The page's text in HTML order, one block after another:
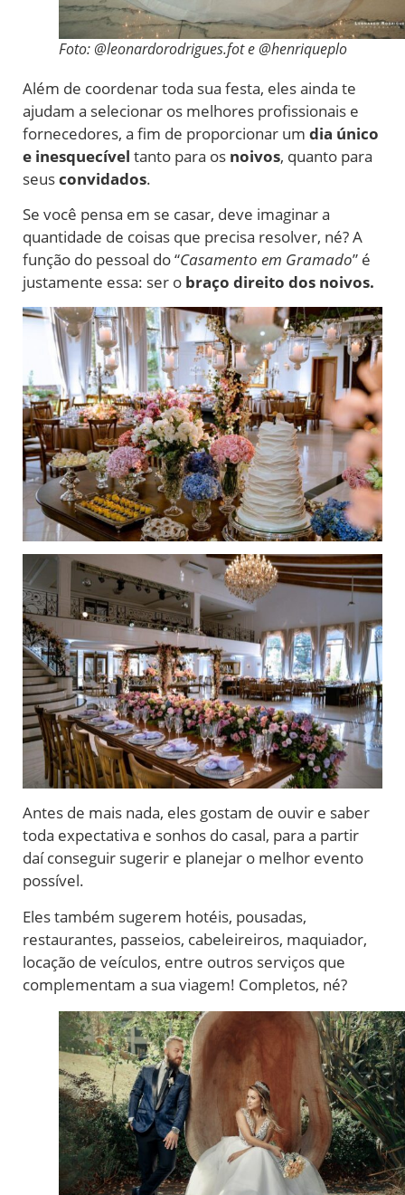
Foto: @leonardorodrigues.fot e @henriqueplo
Além de coordenar toda sua festa, eles ainda te
ajudam a selecionar os melhores profissionais e
fornecedores, a fim de proporcionar um dia único
e inesquecível tanto para os noivos, quanto para
seusconvidados.
Se você pensa em se casar, deve imaginar a
quantidade de coisas que precisa resolver, né? A
função do pessoal do “Casamento em Gramado” é
justamente essa: ser o braço direito dos noivos.
Antes de mais nada, eles gostam de ouvir e saber
toda expectativa e sonhos do casal, para a partir
daí conseguir sugerir e planejar o melhor evento
possível.
Eles também sugerem hotéis, pousadas,
restaurantes, passeios, cabeleireiros, maquiador,
locação de veículos, entre outros serviços que
complementam a sua viagem! Completos, né?